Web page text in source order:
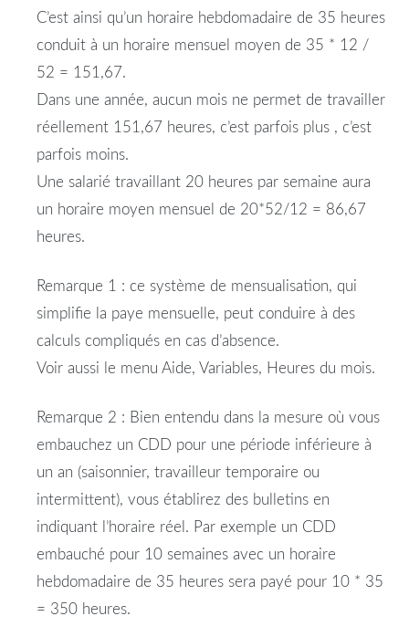
C’est ainsi qu’un horaire hebdomadaire de 35 heures
conduit à un horaire mensuel moyen de 35 * 12 /
52 = 151,67.
Dans une année, aucun mois ne permet de travailler
réellement 151,67 heures, c’est parfois plus , c’est
parfois moins.
Une salarié travaillant 20 heures par semaine aura
un horaire moyen mensuel de 20*52/12 = 86,67
heures.
Remarque 1 : ce système de mensualisation, qui
simplifie la paye mensuelle, peut conduire à des
calculs compliqués en cas d’absence.
Voir aussi le menu Aide, Variables, Heures du mois.
Remarque 2 : Bien entendu dans la mesure où vous
embauchez un CDD pour une période inférieure à
un an (saisonnier, travailleur temporaire ou
intermittent), vous établirez des bulletins en
indiquant l’horaire réel. Par exemple un CDD
embauché pour 10 semaines avec un horaire
hebdomadaire de 35 heures sera payé pour 10 * 35
= 350 heures.